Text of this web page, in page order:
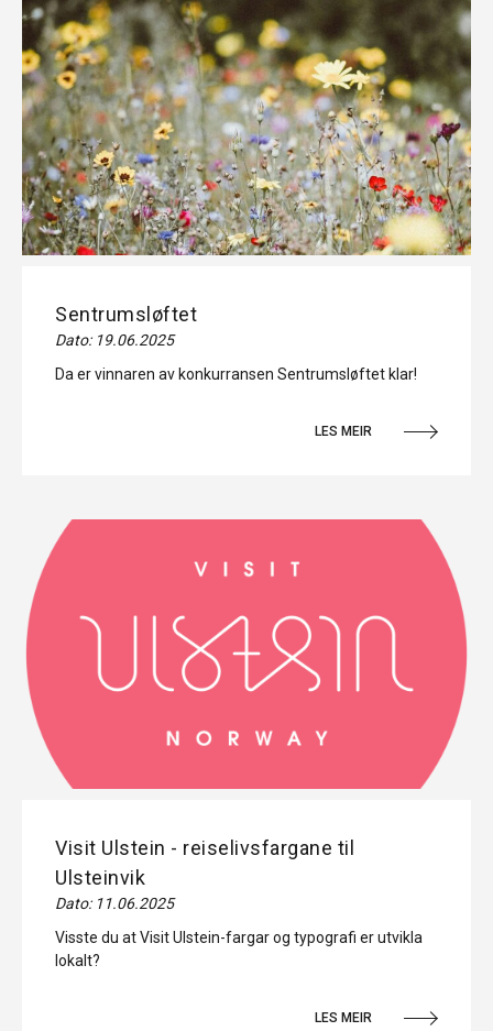
Sentrumsløftet
Dato: 19.06.2025
Da er vinnaren av konkurransen Sentrumsløftet klar!
LES MEIR
Visit Ulstein - reiselivsfargane til
Ulsteinvik
Dato: 11.06.2025
Visste du at Visit Ulstein-fargar og typografi er utvikla
lokalt?
LES MEIR